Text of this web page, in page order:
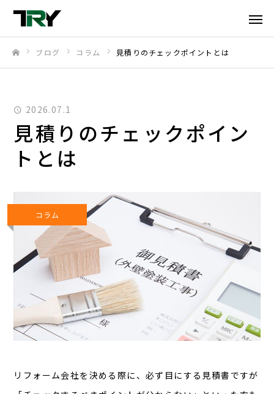
ブログ コラム 見積りのチェックポイントとは
2026.07.1
見積りのチェックポイン
トとは
コラム
リフォーム会社を決める際に、必ず目にする見積書ですが